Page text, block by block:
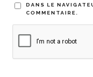
DANS LE
COMMENTAIRE.